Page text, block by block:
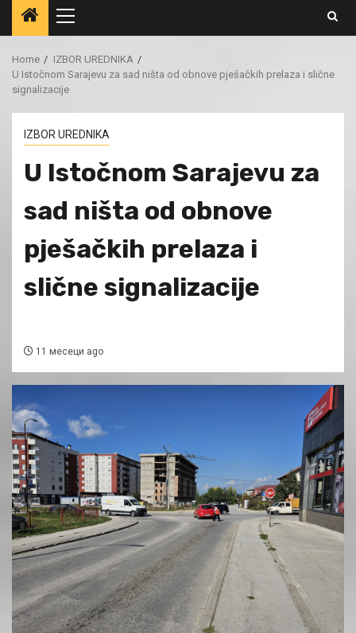
Primary
Menu
Home
IZBOR UREDNIKA
U Istočnom Sarajevu za sad ništa od obnove pješačkih prelaza i slične
signalizacije
IZBOR UREDNIKA
U Istočnom Sarajevu za
sad ništa od obnove
pješačkih prelaza i
slične signalizacije
11 месеци ago